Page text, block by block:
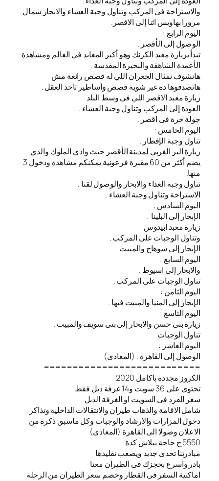
والاستراحة فى المركب وتناول وجبة العشاء والابحار شمال
مرورا بهاويس اثنا إلى الاقصر.
اليوم الرابع :
الوصول إلى الأقصر .
تبدأ بزيارة معبد الكرنك وهو أكبر المعابد في العالم ومشاهدة
الأعمدة الشاهقة والبحيرة المقدسة .
هانشوف تمثال الجعران اللي له قصص رائعة مش
هاتصدقوها ده غير شوية قصص وأساطير تاخد العقل .
زيارة معبد الاقصر اللي في وسط البلد
العودة إلى المركب وتناول وجبة العشاء .
جولة حرة فى اقصر .
اليوم الخامس :
تناول وجبة الإفطار .
زيارة البر الغربي لمدينة الأقصر حيث وادي الملوك والذي
يضم أكثر من 60 مقبرة فرعونية يمكنكم مشاهدة ودخول 3
منها.
تناول وجبة الغداء والابحار والوصول لقنا .
الاستراحة وتناول وجبة العشاء .
اليوم السادس :
الإبحار إلى البلينا .
زيارة معبد ابيدوس
وتناول الوجبات على المركب .
الإبحار إلى سوهاج والمبيت .
اليوم السابع :
والابحار إلى اسيوط .
تناول الوجبات على المركب .
اليوم الثامن :
الإبحار إلى المنيا والمبيت فيها .
اليوم التاسع :
زيارة بنى حسن والابحار إلى بنى سويف والمبيت .
تناول الوجبات
اليوم العاشر :
الوصول إلى القاهرة . (المعادى)
===========================
الكروز مجددة باكامل 2020
تحتوى على 36 سويت و14 غرفة دبل فقط
سعر الفرد فى السويت او الغرفة الدبل
شامل الاقامة والذهاب طيران والانتقالات الداخلية وتذاكر
دخول المزارات والارشاد والوجبات وكل ماسبق ذكرة من
الاعلان وصولا الى القاهرة (المعادى)
5550 ج حاجة ببلاش كدة
مبادرتنا تحدى جديد ويصعب تقليدها
بادر واسرع بحجزك فى الطيران معنا
️اماكنية السفر فى القطار وخصم سعر الطيران من الرحلة